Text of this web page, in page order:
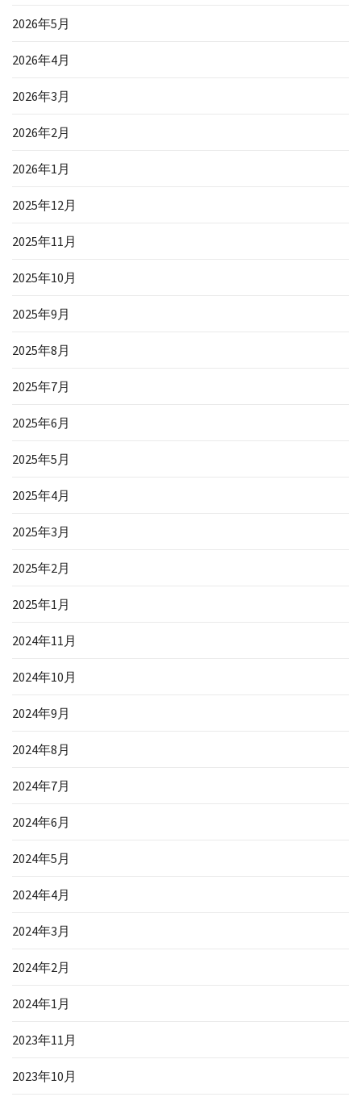
2026年5月
2026年4月
2026年3月
2026年2月
2026年1月
2025年12月
2025年11月
2025年10月
2025年9月
2025年8月
2025年7月
2025年6月
2025年5月
2025年4月
2025年3月
2025年2月
2025年1月
2024年11月
2024年10月
2024年9月
2024年8月
2024年7月
2024年6月
2024年5月
2024年4月
2024年3月
2024年2月
2024年1月
2023年11月
2023年10月